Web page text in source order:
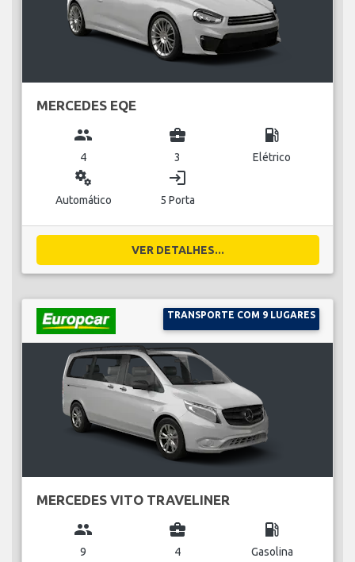
MERCEDES EQE
group
4
business_center
3
local_gas_station
Elétrico
miscellaneous_services
Automático
login
5 Porta
VER DETALHES...
TRANSPORTE COM 9 LUGARES
MERCEDES VITO TRAVELINER
group
9
business_center
4
local_gas_station
Gasolina